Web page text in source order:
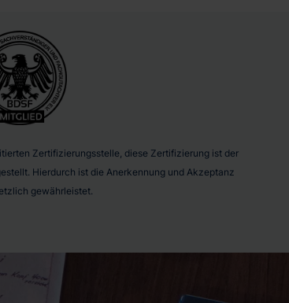
Zertifizierungsstelle, diese Zertifizierung ist der
Hierdurch ist die Anerkennung und Akzeptanz
gewährleistet.